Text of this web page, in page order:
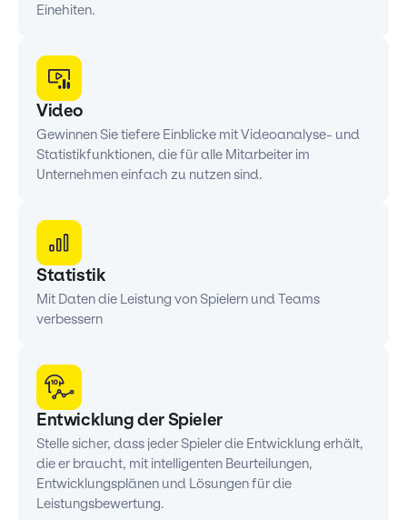
Einehiten.
Video
Gewinnen Sie tiefere Einblicke mit Videoanalyse- und
Statistikfunktionen, die für alle Mitarbeiter im
Unternehmen einfach zu nutzen sind.
Statistik
Mit Daten die Leistung von Spielern und Teams
verbessern
Entwicklung der Spieler
Stelle sicher, dass jeder Spieler die Entwicklung erhält,
die er braucht, mit intelligenten Beurteilungen,
Entwicklungsplänen und Lösungen für die
Leistungsbewertung.